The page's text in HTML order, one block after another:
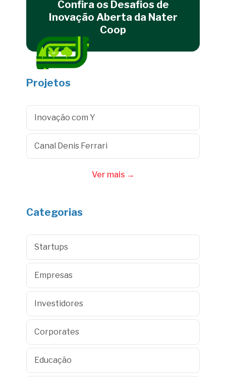
Confira os Desafios de
Inovação Aberta da Nater
Coop
Projetos
Inovação com Y
Canal Denis Ferrari
Ver mais →
Categorias
Startups
Empresas
Investidores
Corporates
Educação